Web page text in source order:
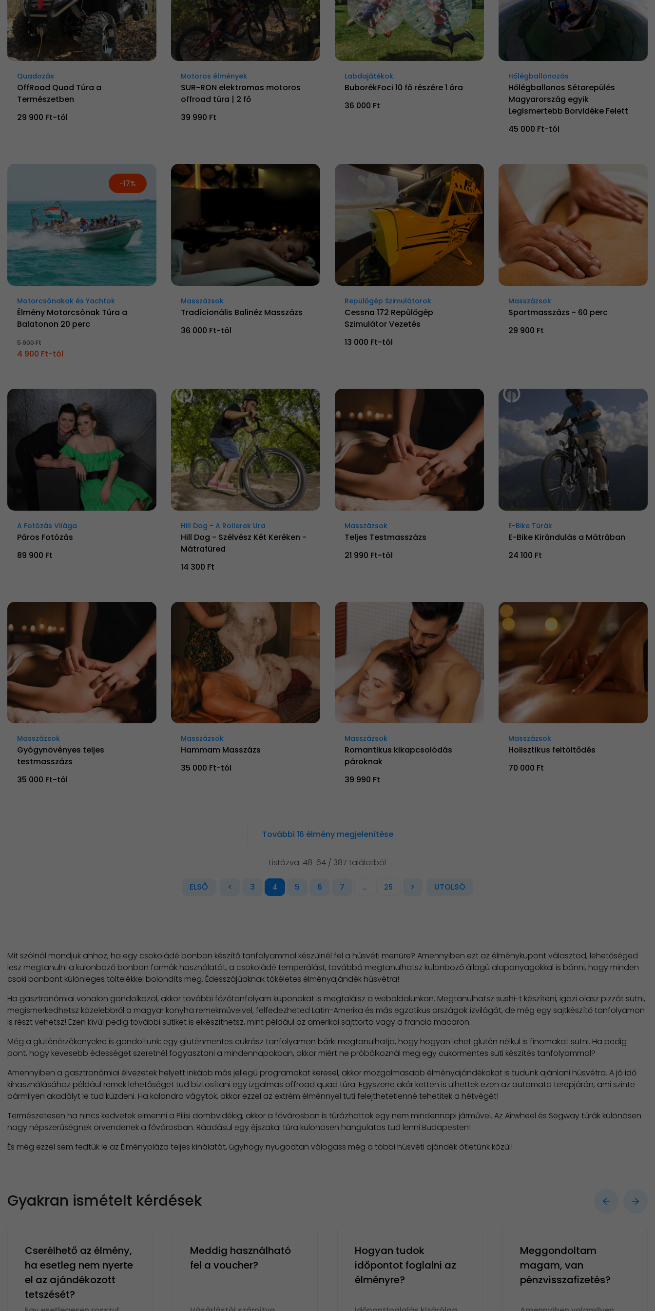
Quadozás
OffRoad Quad Túra a
Természetben
29 900 Ft-tól
Motoros élmények
SUR-RON elektromos motoros
offroad túra | 2 fő
39 990 Ft
Labdajátékok
BuborékFoci 10 fő részére 1 óra
36 000 Ft
Hőlégballonozás
Hőlégballonos Sétarepülés
Magyarország egyik
Legismertebb Borvidéke Felett
45 000 Ft-tól
-17%
Motorcsónakok és Yachtok
Élmény Motorcsónak Túra a
Balatonon 20 perc
5 900 Ft
4 900 Ft-tól
Masszázsok
Tradícionális Balinéz Masszázs
36 000 Ft-tól
Repülőgép Szimulátorok
Cessna 172 Repülőgép
Szimulátor Vezetés
13 000 Ft-tól
Masszázsok
Sportmasszázs - 60 perc
29 900 Ft
A Fotózás Világa
Páros Fotózás
89 900 Ft
Hill Dog - A Rollerek Ura
Hill Dog - Szélvész Két Keréken -
Mátrafüred
14 300 Ft
Masszázsok
Teljes Testmasszázs
21 990 Ft-tól
E-Bike Túrák
E-Bike Kirándulás a Mátrában
24 100 Ft
Masszázsok
Gyógynövényes teljes
testmasszázs
35 000 Ft-tól
Masszázsok
Hammam Masszázs
35 000 Ft-tól
Masszázsok
Romantikus kikapcsolódás
pároknak
39 990 Ft
Masszázsok
Holisztikus feltöltődés
70 000 Ft
További 16 élmény megjelenítése
Listázva: 48-64 / 387 találatból
ELSŐ < 3 4 5 6 7 ... 25 > UTOLSÓ
Mit szólnál mondjuk ahhoz, ha egy csokoládé bonbon készítő tanfolyammal készülnél fel a húsvéti menüre? Amennyiben ezt az élménykupont választod, lehetőséged
lesz megtanulni a különböző bonbon formák használatát, a csokoládé temperálást, továbbá megtanulhatsz különböző állagú alapanyagokkal is bánni, hogy minden
csoki bonbont különleges töltelékkel bolondíts meg. Édesszájúaknak tökéletes élményajándék húsvétra!
Ha gasztronómiai vonalon gondolkozol, akkor további főzőtanfolyam kuponokat is megtalálsz a weboldalunkon. Megtanulhatsz sushi-t készíteni, igazi olasz pizzát sütni,
megismerkedhetsz közelebbről a magyar konyha remekműveivel, felfedezheted Latin-Amerika és más egzotikus országok ízvilágát, de még egy sajtkészítő tanfolyamon
is részt vehetsz! Ezen kívül pedig további sütiket is elkészíthetsz, mint például az amerikai sajttorta vagy a francia macaron.
Még a gluténérzékenyekre is gondoltunk: egy gluténmentes cukrász tanfolyamon bárki megtanulhatja, hogy hogyan lehet glutén nélkül is finomakat sütni. Ha pedig
pont, hogy kevesebb édességet szeretnél fogyasztani a mindennapokban, akkor miért ne próbálkoznál meg egy cukormentes süti készítés tanfolyammal?
Amennyiben a gasztronómiai élvezetek helyett inkább más jellegű programokat keresel, akkor mozgalmasabb élményajándékokat is tudunk ajánlani húsvétra. A jó idő
kihasználásához például remek lehetőséget tud biztosítani egy izgalmas offroad quad túra. Egyszerre akár ketten is ülhettek ezen az automata terepjárón, ami szinte
bármilyen akadályt le tud küzdeni. Ha kalandra vágytok, akkor ezzel az extrém élménnyel tuti felejthetetlenné tehetitek a hétvégét!
Természetesen ha nincs kedvetek elmenni a Pilisi dombvidékig, akkor a fővárosban is túrázhattok egy nem mindennapi járművel. Az Airwheel és Segway túrák különösen
nagy népszerűségnek örvendenek a fővárosban. Ráadásul egy éjszakai túra különösen hangulatos tud lenni Budapesten!
És még ezzel sem fedtük le az Élménypláza teljes kínálatát, úgyhogy nyugodtan válogass még a többi húsvéti ajándék ötletünk közül!
Gyakran ismételt kérdések
Cserélhető az élmény,
ha esetleg nem nyerte
el az ajándékozott
tetszését?
Meddig használható
fel a voucher?
Hogyan tudok
időpontot foglalni az
élményre?
Meggondoltam
magam, van
pénzvisszafizetés?